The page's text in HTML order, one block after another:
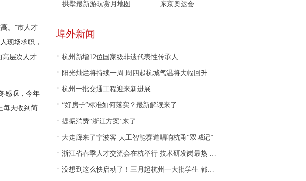
。”市人才
现场求职，
高层次人才
感叹，今年
每天收到简
拱墅最新游玩赏月地图 东京奥运会
埠外新闻
· 杭州新增12位国家级非遗代表性传承人
· 阳光灿烂将持续一周 周四起杭城气温将大幅回升
· 杭州一批交通工程迎来新进展
· “好房子”标准如何落实？最新解读来了
· 提振消费“浙江方案”来了
· 大走廊来了宁波客 人工智能赛道唱响杭甬“双城记”
· 浙江省春季人才交流会在杭举行 技术研发岗最热 复合型人才吃香
· 没想到这么快启动了！三月起杭州一大批学生 都要完成这项作业